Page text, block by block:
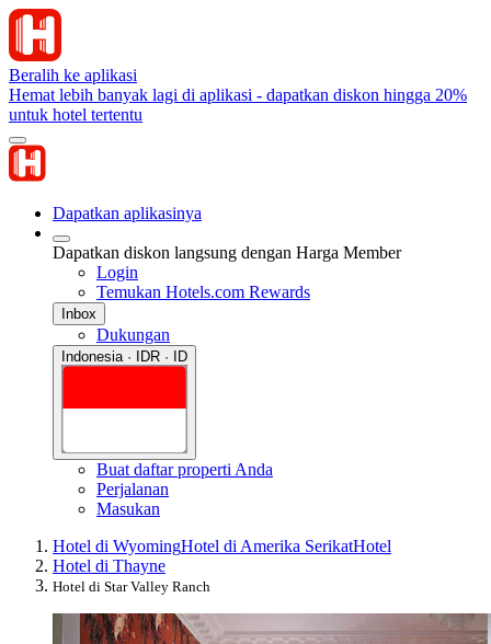
Beralih ke aplikasi
Hemat lebih banyak lagi di aplikasi - dapatkan diskon hingga 20%
untuk hotel tertentu
Dapatkan aplikasinya
Dapatkan diskon langsung dengan Harga Member
Login
Temukan Hotels.com Rewards
Inbox
Dukungan
Indonesia · IDR · ID
Buat daftar properti Anda
Perjalanan
Masukan
Hotel di WyomingHotel di Amerika SerikatHotel
Hotel di Thayne
Hotel di Star Valley Ranch